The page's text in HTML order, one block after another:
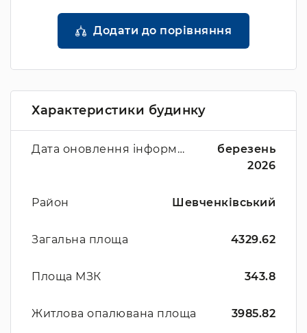
Додати до порівняння
Характеристики будинку
Дата оновлення інформації
березень
2026
Район Шевченківський
Загальна площа 4329.62
Площа МЗК 343.8
Житлова опалювана площа 3985.82